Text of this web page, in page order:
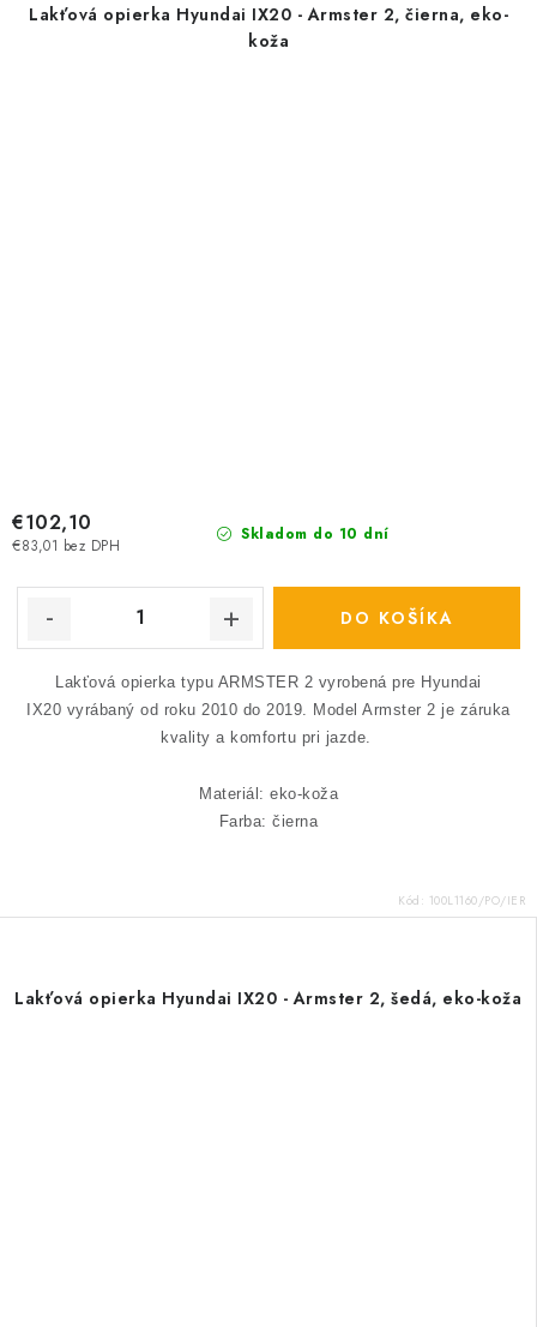
Lakťová opierka Hyundai IX20 - Armster 2, čierna, eko-
koža
Skladom do 10 dní
€83,01 bez DPH
€102,10
DO KOŠÍKA
Lakťová opierka typu ARMSTER 2 vyrobená pre Hyundai
IX20 vyrábaný od roku 2010 do 2019.
Model Armster 2 je záruka
kvality a komfortu pri jazde.
Materiál: eko-koža
Farba: čierna
Kód: 100L1160/PO/IER
Lakťová opierka Hyundai IX20 - Armster 2, šedá, eko-koža